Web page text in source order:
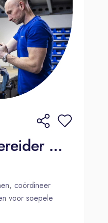
Werkvoorbereider WTB | Amsterdam
coördineer
voor soepele